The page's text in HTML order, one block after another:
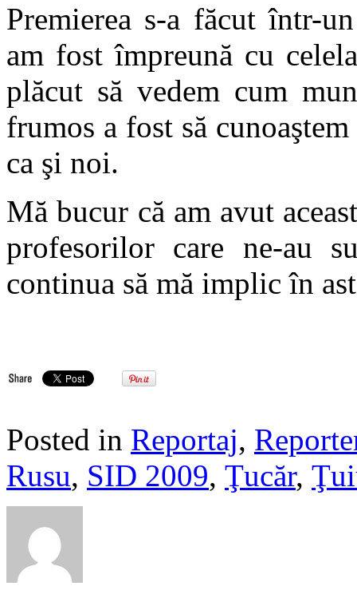
Premierea s-a făcut într-
am fost împreună cu
plăcut să vedem cum
frumos a fost să
ca şi noi.
Mă bucur că am avut
profesorilor care ne-au
continua să mă implic în
Posted in Reportaj,
Rusu, SID 2009, Ţucăr,